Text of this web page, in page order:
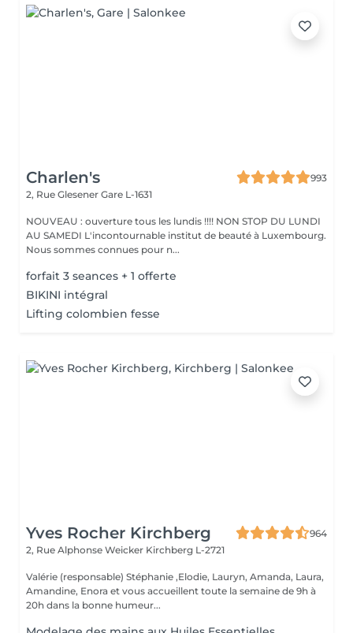
Charlen's
993
2, Rue Glesener Gare L-1631
NOUVEAU : ouverture tous les lundis !!!! NON STOP DU LUNDI
AU SAMEDI L'incontournable institut de beauté à Luxembourg.
Nous sommes connues pour n...
forfait 3 seances + 1 offerte
BIKINI intégral
Lifting colombien fesse
Yves Rocher Kirchberg
964
2, Rue Alphonse Weicker Kirchberg L-2721
Valérie (responsable) Stéphanie ,Elodie, Lauryn, Amanda, Laura,
Amandine, Enora et vous accueillent toute la semaine de 9h à
20h dans la bonne humeur...